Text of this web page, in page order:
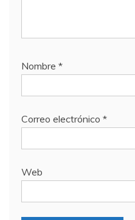
Nombre *
Correo electrónico *
Web